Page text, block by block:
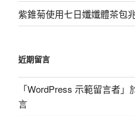
紫錐菊使用七日孅孅體茶包
近期留言
「WordPress 示範留言者」
言